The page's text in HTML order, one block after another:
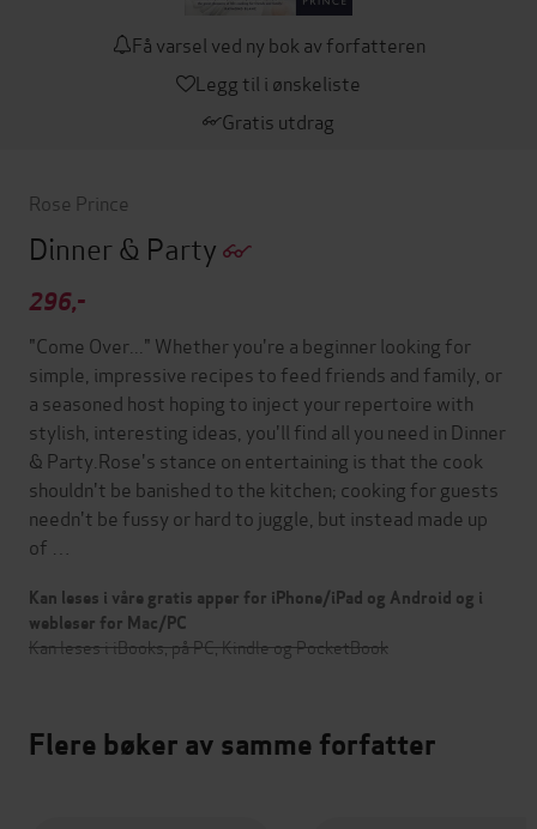
Få varsel ved ny bok av forfatteren
Legg til i ønskeliste
Gratis utdrag
Rose Prince
Dinner & Party
296,-
"Come Over..." Whether you're a beginner looking for
simple, impressive recipes to feed friends and family, or
a seasoned host hoping to inject your repertoire with
stylish, interesting ideas, you'll find all you need in Dinner
& Party.Rose's stance on entertaining is that the cook
shouldn't be banished to the kitchen; cooking for guests
needn't be fussy or hard to juggle, but instead made up
of …
Kan leses i våre gratis apper for iPhone/iPad og Android og i
webleser for Mac/PC
Kan leses i iBooks, på PC, Kindle og PocketBook
Flere bøker av samme forfatter